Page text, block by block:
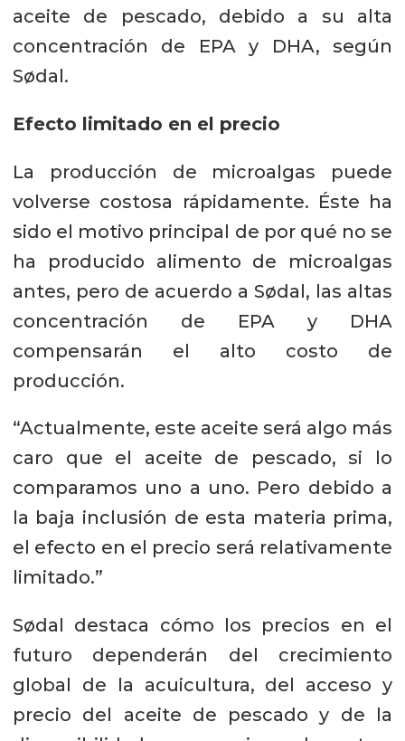
aceite de pescado, debido a su alta
concentración de EPA y DHA, según
Sødal.
Efecto limitado en el precio
La producción de microalgas puede
volverse costosa rápidamente. Éste ha
sido el motivo principal de por qué no se
ha producido alimento de microalgas
antes, pero de acuerdo a Sødal, las altas
concentración de EPA y DHA
compensarán el alto costo de
producción.
“Actualmente, este aceite será algo más
caro que el aceite de pescado, si lo
comparamos uno a uno. Pero debido a
la baja inclusión de esta materia prima,
el efecto en el precio será relativamente
limitado.”
Sødal destaca cómo los precios en el
futuro dependerán del crecimiento
global de la acuicultura, del acceso y
precio del aceite de pescado y de la